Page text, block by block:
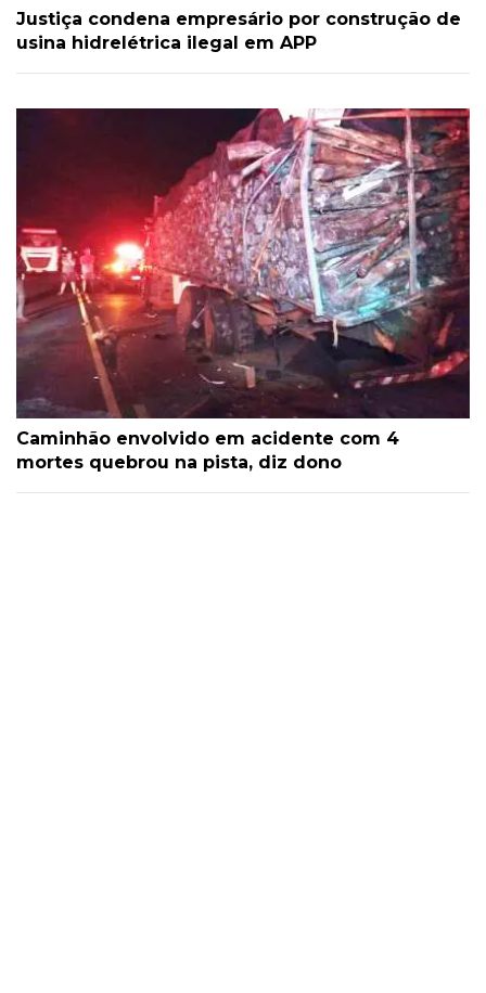
Justiça condena empresário por construção de
usina hidrelétrica ilegal em APP
Caminhão envolvido em acidente com 4
mortes quebrou na pista, diz dono